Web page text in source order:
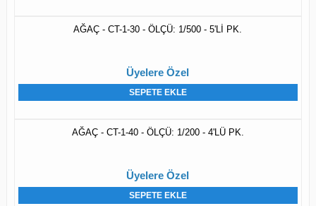
AĞAÇ - CT-1-30 - ÖLÇÜ: 1/500 - 5'Lİ PK.
Üyelere Özel
SEPETE EKLE
AĞAÇ - CT-1-40 - ÖLÇÜ: 1/200 - 4'LÜ PK.
Üyelere Özel
SEPETE EKLE